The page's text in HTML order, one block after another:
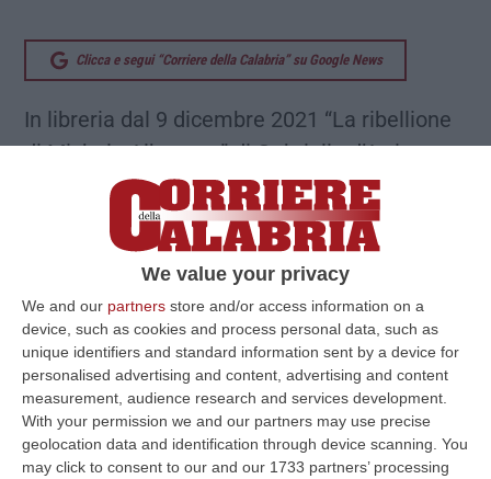
We value your privacy
We and our partners store and/or access information on a
device, such as cookies and process personal data, such as
unique identifiers and standard information sent by a device for
personalised advertising and content, advertising and content
measurement, audience research and services development.
With your permission we and our partners may use precise
geolocation data and identification through device scanning. You
may click to consent to our and our 1733 partners’ processing
Clicca e segui “Corriere della Calabria” su Google News
In libreria dal 9 dicembre 2021 “La ribellione
di Michele Albanese” di Gabriella d’Atri,
primo volume della collana “Sotto scorta”
edita da Castelvecchi, che raccoglie storie e
testimonianze di chi è costretto a una vita
senza libertà, semplicemente per avere
adempiuto al proprio dovere.
Giornalisti, sindaci, imprenditori, preti di
strada: la collana indaga nella quotidianità di
uomini e donne esempi di coraggio ma di cui
nessuno parla.